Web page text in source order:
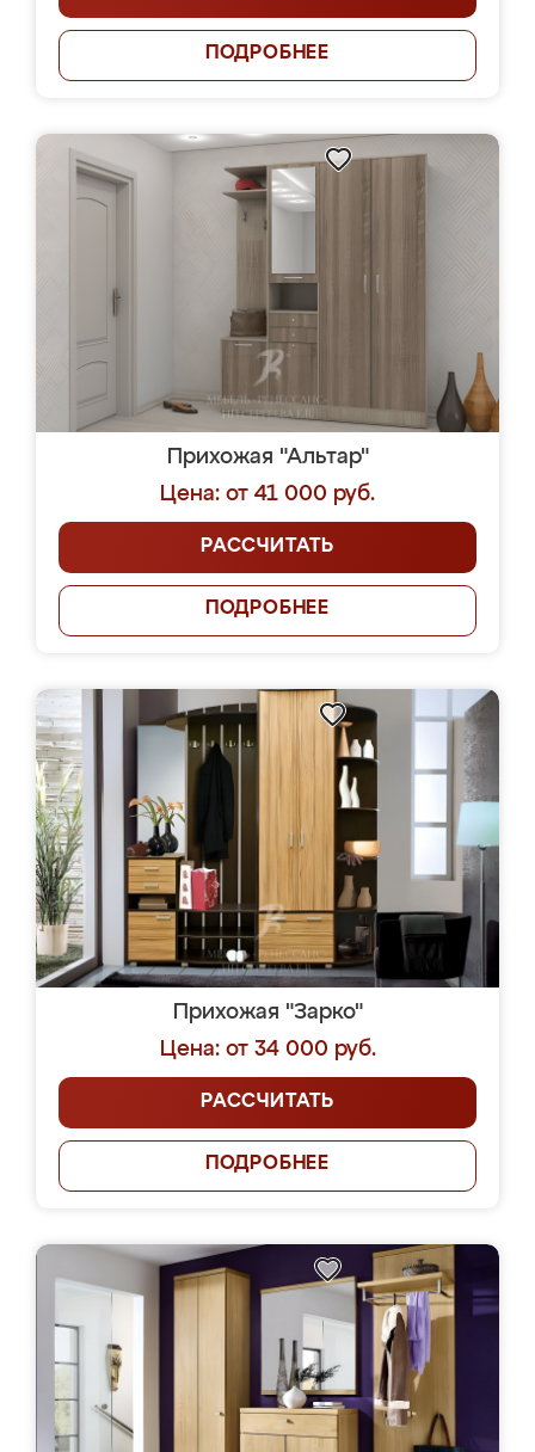
ПОДРОБНЕЕ
Прихожая "Альтар"
Цена: от 41 000 руб.
РАССЧИТАТЬ
ПОДРОБНЕЕ
Прихожая "Зарко"
Цена: от 34 000 руб.
РАССЧИТАТЬ
ПОДРОБНЕЕ